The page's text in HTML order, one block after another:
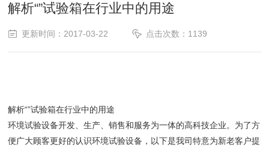
解析“”试验箱在行业中的用途
更新时间：2017-03-22 点击次数：1139
解析“”试验箱在行业中的用途
环境试验设备开发、生产、销售和服务为一体的高科技企业。为了方
便广大顾客更好的认识环境试验设备，以下是我司特意为新老客户提